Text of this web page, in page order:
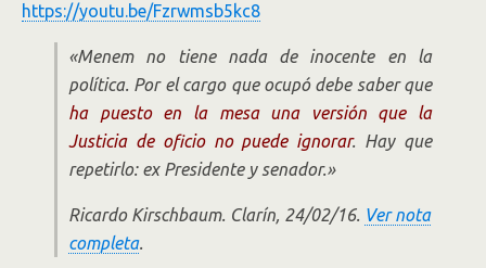
https://youtu.be/Fzrwmsb5kc8
«Menem no tiene nada de inocente en la
política. Por el cargo que ocupó debe saber que
ha puesto en la mesa una versión que la
Justicia de oficio no puede ignorar. Hay que
repetirlo: ex Presidente y senador.»
Ricardo Kirschbaum. Clarín, 24/02/16. Ver nota
completa.